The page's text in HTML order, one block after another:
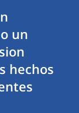
un
hechos